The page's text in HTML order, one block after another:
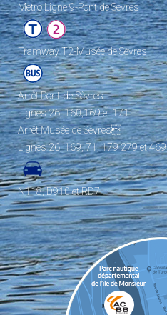
Metro Ligne 9-Pont de Sèvres
Tramway T2-Musée de Sèvres
Arrêt Pont-de-Sèvres
Lignes 26, 160,169 et 171
Arrêt Musée de Sèvres
Lignes 26, 169, 71, 179 279 et 469
N118, D910 et RD7